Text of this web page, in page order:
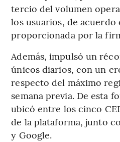
tercio del volumen
los usuarios, de
proporcionada por la
Además, impulsó un
únicos diarios, con un
respecto del máximo
semana previa. De esta
ubicó entre los cinco
de la plataforma, junto
y Google.